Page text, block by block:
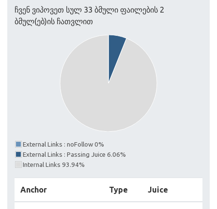
ჩვენ ვიპოვეთ სულ 33 ბმული ფაილების 2
ბმულ(ებ)ის ჩათვლით
External Links : noFollow 0%
External Links : Passing Juice 6.06%
Internal Links 93.94%
Anchor Type Juice